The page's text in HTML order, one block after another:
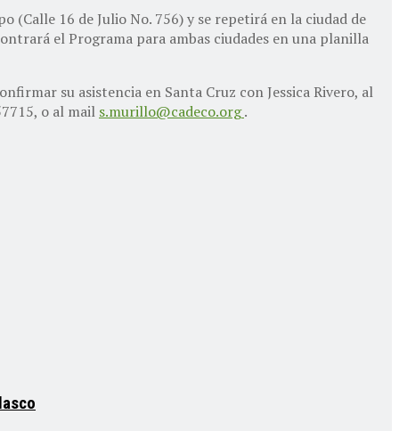
(Calle 16 de Julio No. 756) y se repetirá en la ciudad de
el Programa para ambas ciudades en una planilla
su asistencia en Santa Cruz con Jessica Rivero, al
o al mail s.murillo@cadeco.org.